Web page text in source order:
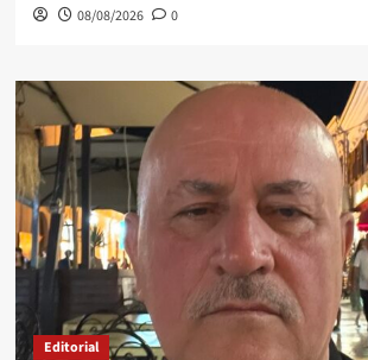
08/08/2026 0
Editorial